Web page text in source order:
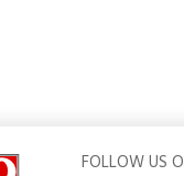
FOLLOW US